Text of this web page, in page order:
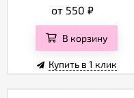
от 550₽
В корзину
Купить в 1 клик